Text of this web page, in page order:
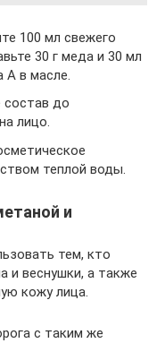
100 мл свежего
30 г меда и 30 мл
в масле.
состав до
лицо.
теплой воды.
и
тем, кто
и веснушки, а также
кожу лица.
с таким же